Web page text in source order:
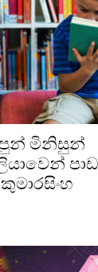
මිනිසුන්